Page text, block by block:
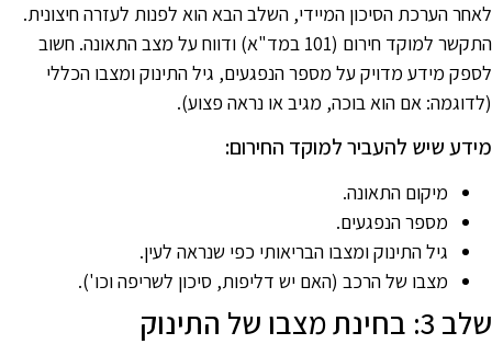
הערכת הסיכון המיידי, השלב הבא הוא לפנות לעזרה חיצונית.
התקשר למוקד חירום (101 במד"א) ודווח על מצב התאונה. חשוב
מידע מדויק על מספר הנפגעים, גיל התינוק ומצבו הכללי
אם הוא בוכה, מגיב או נראה פצוע).
שיש להעביר למוקד החירום:
מיקום התאונה.
מספר הנפגעים.
גיל התינוק ומצבו הבריאותי כפי שנראה לעין.
מצבו של הרכב (האם יש דליפות, סיכון לשריפה וכו').
מצבו של התינוק